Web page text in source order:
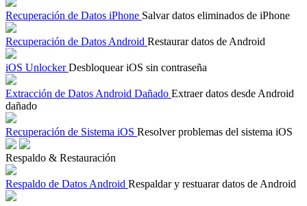
Recuperación de Datos iPhone Salvar datos eliminados de iPhone
Recuperación de Datos Android Restaurar datos de Android
iOS Unlocker Desbloquear iOS sin contraseña
Extracción de Datos Android Dañado Extraer datos desde Android
dañado
Recuperación de Sistema iOS Resolver problemas del sistema iOS
Respaldo & Restauración
Respaldo de Datos Android Respaldar y restuarar datos de Android